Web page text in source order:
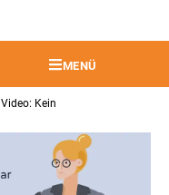
MENÜ
Video: Kein